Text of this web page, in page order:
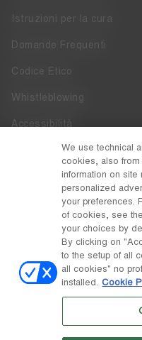
Istruzioni per la cura
Domande Frequenti
Codice Etico
Whistleblowing
Accessibilità
DISCOVER MOON BOOT
Pinterest
PAESE / VALUTA
cambia
© Tecnica Group S.p.A.
Società soggetta a
We use technical
cookies, also from
information on site
personalized
your preferences.
of cookies, see
your choices by
By clicking on
to the setup of all
all cookies" no
installed. Cookie